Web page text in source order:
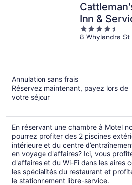
Inn &
4.5
out
8 Whylandra St
Annulation sans frais
Réservez maintenant, payez lors de
votre séjour
En réservant une chambre à Motel
pourrez profiter des 2 piscines
intérieure et du centre
en voyage d'affaires? Ici, vous
d'affaires et du Wi-Fi dans les aires
les spécialités du restaurant et
le stationnement libre-service.